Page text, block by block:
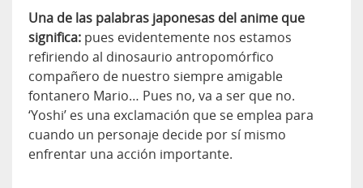
Una de las palabras japonesas del anime que
significa: pues evidentemente nos estamos
refiriendo al dinosaurio antropomórfico
compañero de nuestro siempre amigable
fontanero Mario… Pues no, va a ser que no.
‘Yoshi’ es una exclamación que se emplea para
cuando un personaje decide por sí mismo
enfrentar una acción importante.